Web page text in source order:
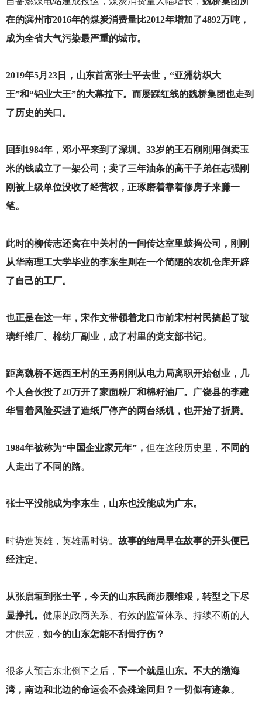
在的滨州市2016年的煤炭消费量比2012年增加了4892万吨，
成为全省大气污染最严重的城市。
2019年5月23日，山东首富张士平去世，“亚洲纺织大
王”和“铝业大王”的大幕拉下。而屡踩红线的魏桥集团也走到
了历史的关口。
回到1984年，邓小平来到了深圳。33岁的王石刚刚用倒卖玉
米的钱成立了一架公司；卖了三年油条的高干子弟任志强刚
刚被上级单位没收了经营权，正琢磨着靠着修房子来赚一
笔。
此时的柳传志还窝在中关村的一间传达室里鼓捣公司，刚刚
从华南理工大学毕业的李东生则在一个简陋的农机仓库开辟
了自己的工厂。
也正是在这一年，宋作文带领着龙口市前宋村村民搞起了玻
璃纤维厂、棉纺厂副业，成了村里的党支部书记。
距离魏桥不远西王村的王勇刚刚从电力局离职开始创业，几
个人合伙投了20万开了家面粉厂和棉籽油厂。广饶县的李建
华冒着风险买进了造纸厂停产的两台纸机，也开始了折腾。
1984年被称为“中国企业家元年”， 但在这段历史里， 不同的
人走出了不同的路。
张士平没能成为李东生，山东也没能成为广东。
时势造英雄，英雄需时势。 故事的结局早在故事的开头便已
经注定。
从张启垣到张士平，今天的山东民商步履维艰，转型之下尽
显挣扎。 健康的政商关系、有效的监管体系、持续不断的人
才供应， 如今的山东怎能不刮骨疗伤？
很多人预言东北倒下之后， 下一个就是山东。不大的渤海
湾，南边和北边的命运会不会殊途同归？一切似有迹象。